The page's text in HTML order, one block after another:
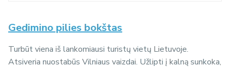
Gedimino pilies bokštas
Turbūt viena iš lankomiausi turistų vietų Lietuvoje.
Atsiveria nuostabūs Vilniaus vaizdai. Užlipti į kalną sunkoka,